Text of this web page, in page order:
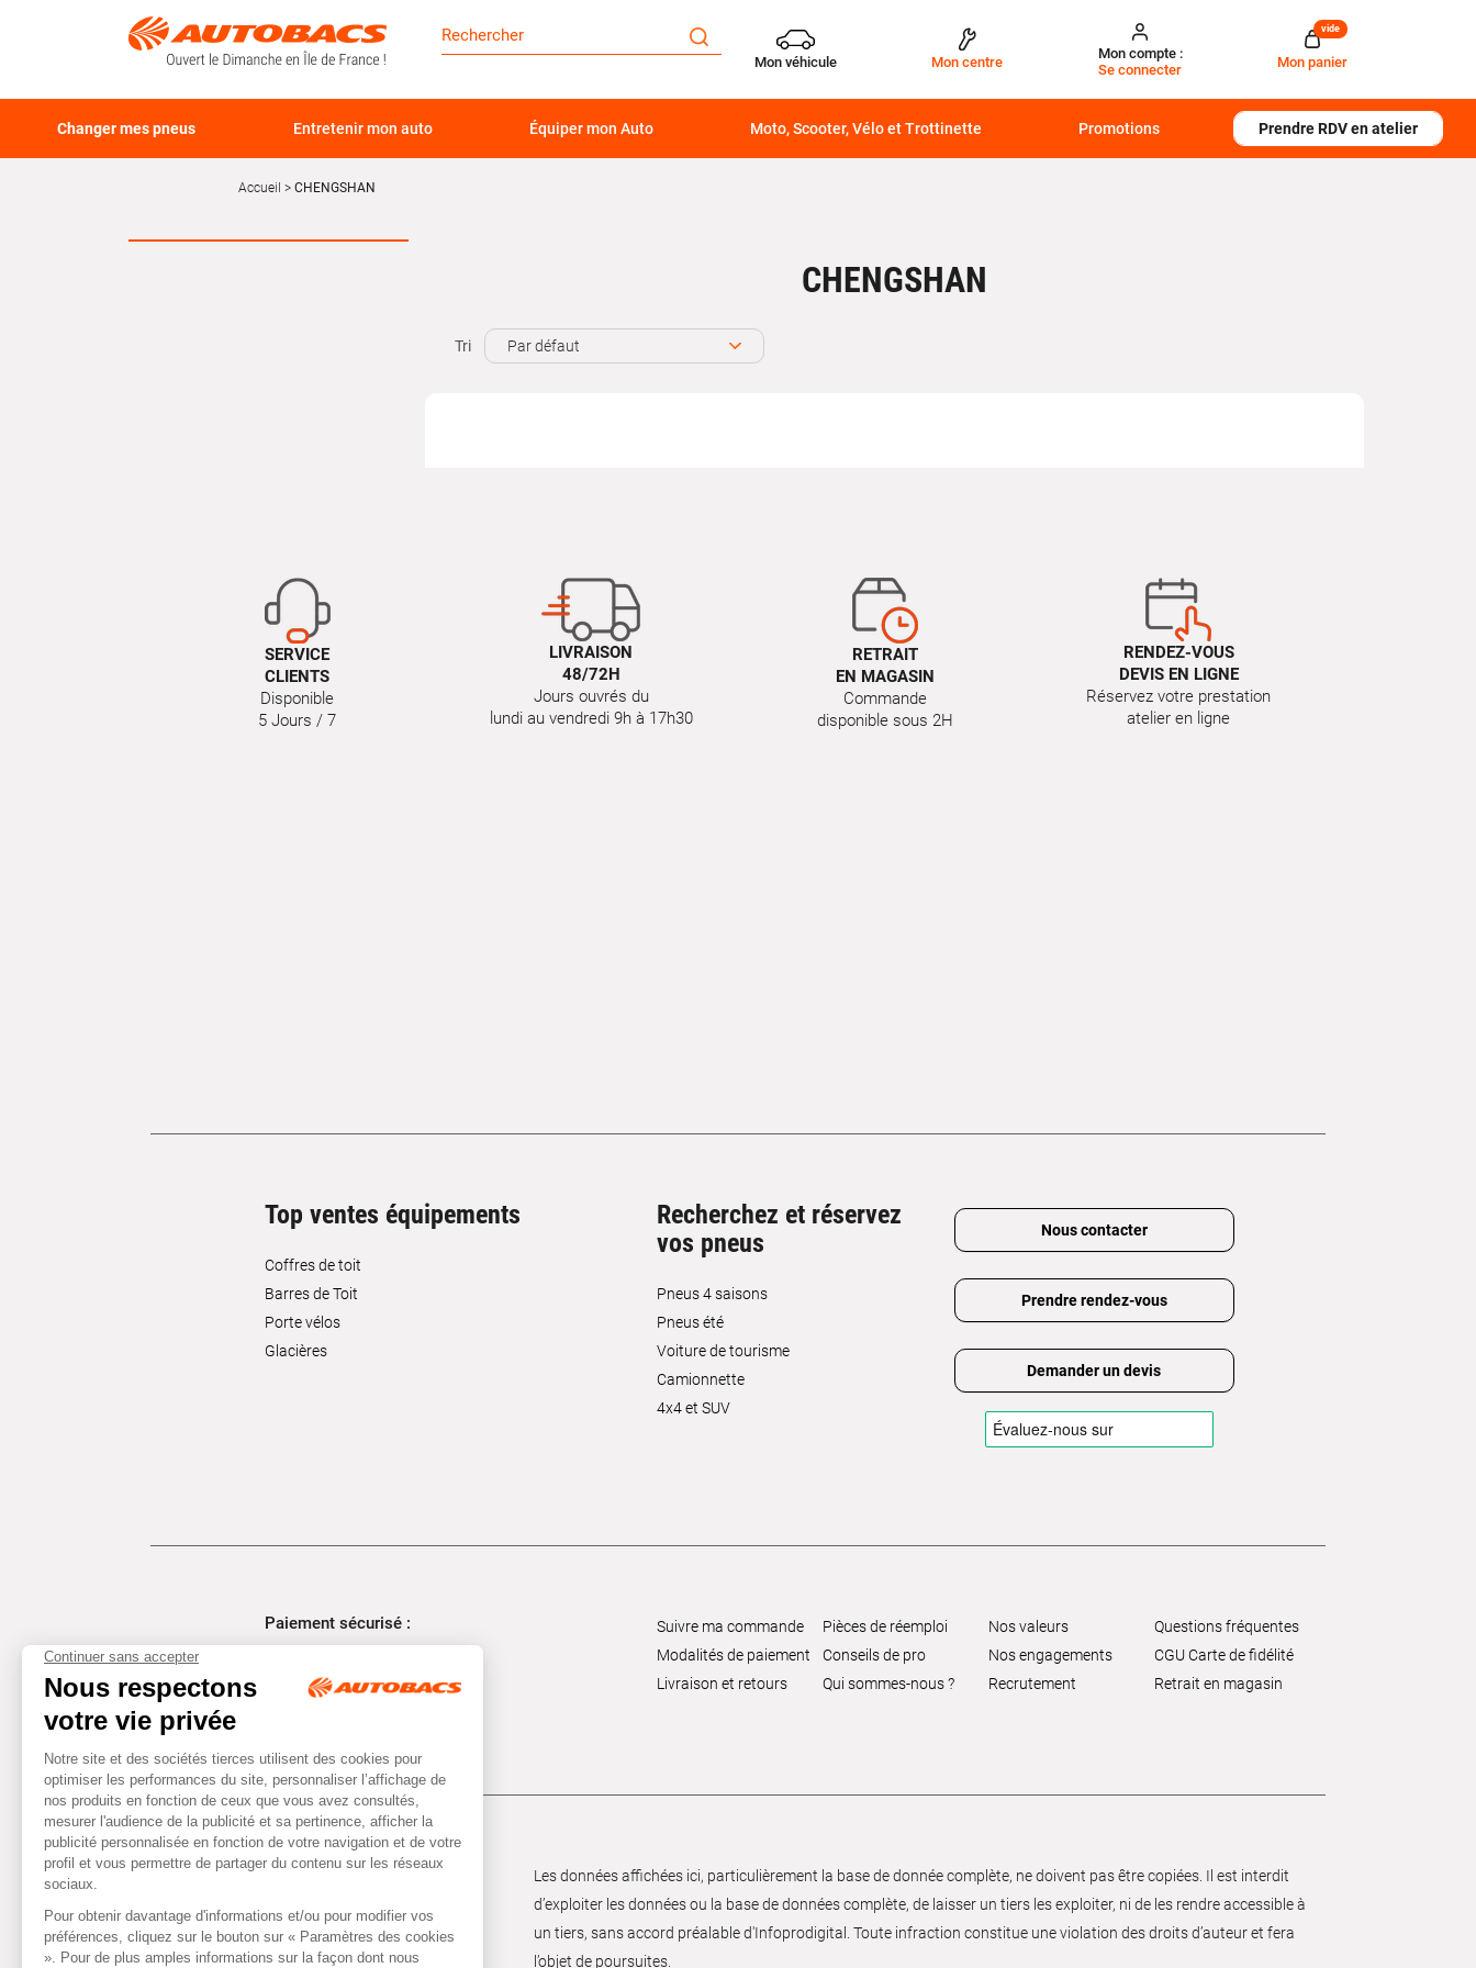
Mon véhicule Mon centre
Mon compte :
Se connecter
Mon panier
vide
Changer mes pneus Entretenir mon auto Équiper mon Auto Moto, Scooter, Vélo et Trottinette Promotions Prendre RDV en atelier
Accueil CHENGSHAN
CHENGSHAN
Tri Par défaut
SERVICE
CLIENTS
Disponible
5 Jours / 7
LIVRAISON
48/72H
Jours ouvrés du
lundi au vendredi 9h à 17h30
RETRAIT
EN MAGASIN
Commande
disponible sous 2H
RENDEZ-VOUS
DEVIS EN LIGNE
Réservez votre prestation
atelier en ligne
Top ventes équipements
Coffres de toit
Barres de Toit
Porte vélos
Glacières
Recherchez et réservez
vos pneus
Pneus 4 saisons
Pneus été
Voiture de tourisme
Camionnette
4x4 et SUV
Nous contacter
Prendre rendez-vous
Demander un devis
Paiement sécurisé :
Suivre ma commande
Modalités de paiement
Livraison et retours
Pièces de réemploi
Conseils de pro
Qui sommes-nous ?
Nos valeurs
Nos engagements
Recrutement
Questions fréquentes
CGU Carte de fidélité
Retrait en magasin
Les données affichées ici, particulièrement la base de donnée complète, ne doivent pas être copiées. Il est interdit
d’exploiter les données ou la base de données complète, de laisser un tiers les exploiter, ni de les rendre accessible à
un tiers, sans accord préalable d'Infoprodigital. Toute infraction constitue une violation des droits d’auteur et fera
l’objet de poursuites.